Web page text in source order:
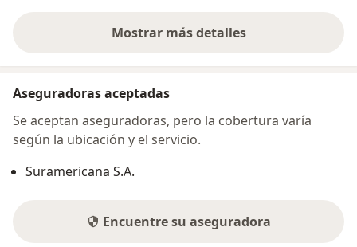
Mostrar más detalles
sobre la dirección
Aseguradoras aceptadas
Se aceptan aseguradoras, pero la cobertura varía
según la ubicación y el servicio.
Suramericana S.A.
Encuentre su aseguradora